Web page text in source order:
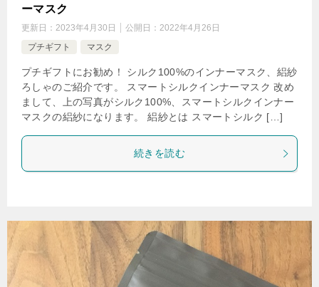
ーマスク
更新日： 2023年4月30日 公開日： 2022年4月26日
プチギフト
マスク
プチギフトにお勧め！ シルク100%のインナーマスク、絽紗
ろしゃのご紹介です。 スマートシルクインナーマスク 改め
まして、上の写真がシルク100%、スマートシルクインナー
マスクの絽紗になります。 絽紗とは スマートシルク […]
続きを読む